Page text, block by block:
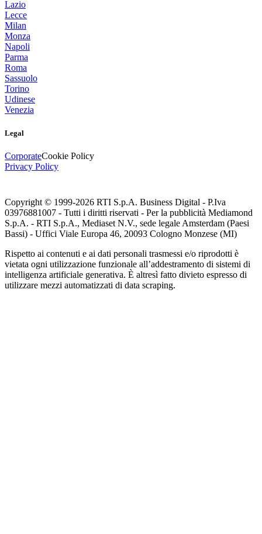
Lazio
Lecce
Milan
Monza
Napoli
Parma
Roma
Sassuolo
Torino
Udinese
Venezia
Legal
CorporateCookie Policy
Privacy Policy
Copyright © 1999-2026 RTI S.p.A. Business Digital - P.Iva
03976881007 - Tutti i diritti riservati - Per la pubblicità Mediamond
S.p.A. - RTI S.p.A., Mediaset N.V., sede legale Amsterdam (Paesi
Bassi) - Uffici Viale Europa 46, 20093 Cologno Monzese (MI)
Rispetto ai contenuti e ai dati personali trasmessi e/o riprodotti è
vietata ogni utilizzazione funzionale all’addestramento di sistemi di
intelligenza artificiale generativa. È altresì fatto divieto espresso di
utilizzare mezzi automatizzati di data scraping.